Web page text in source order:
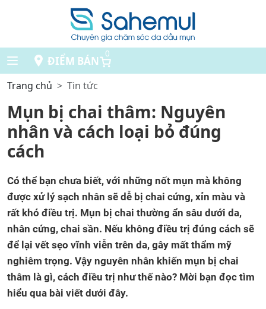
ĐIỂM BÁN
0
Trang chủ Tin tức
Mụn bị chai thâm: Nguyên
nhân và cách loại bỏ đúng
cách
Có thể bạn chưa biết, với những nốt mụn mà không
được xử lý sạch nhân sẽ dễ bị chai cứng, xỉn màu và
rất khó điều trị. Mụn bị chai thường ẩn sâu dưới da,
nhân cứng, chai sần. Nếu không điều trị đúng cách sẽ
để lại vết sẹo vĩnh viễn trên da, gây mất thẩm mỹ
nghiêm trọng. Vậy nguyên nhân khiến mụn bị chai
thâm là gì, cách điều trị như thế nào? Mời bạn đọc tìm
hiểu qua bài viết dưới đây.